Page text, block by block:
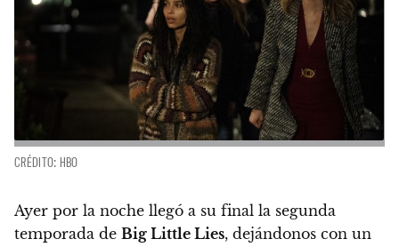
CRÉDITO: HBO
Ayer por la noche llegó a su final la segunda
temporada de Big Little Lies, dejándonos con un